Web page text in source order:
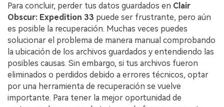
Para concluir, perder tus datos guardados en Clair
Obscur: Expedition 33 puede ser frustrante, pero aún
es posible la recuperación. Muchas veces puedes
solucionar el problema de manera manual comprobando
la ubicación de los archivos guardados y entendiendo las
posibles causas. Sin embargo, si tus archivos fueron
eliminados o perdidos debido a errores técnicos, optar
por una herramienta de recuperación se vuelve
importante. Para tener la mejor oportunidad de